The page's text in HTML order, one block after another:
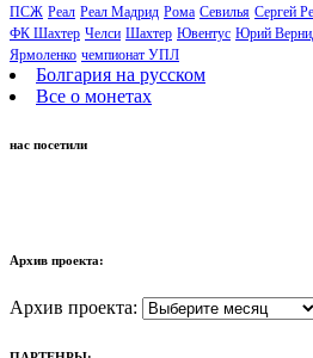
ПСЖ Реал Реал Мадрид Рома Севилья Сергей
ФК Шахтер Челси Шахтер Ювентус Юрий
Ярмоленко чемпионат УПЛ
Болгария на русском
Все о монетах
нас посетили
Архив проекта:
Архив проекта: